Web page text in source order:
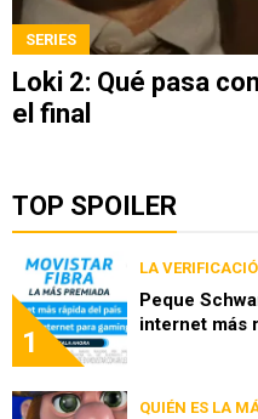
SERIES
Loki 2: Qué pasa
el final
TOP SPOILER
1
LA
Peque
internet más
QUIÉN ES LA